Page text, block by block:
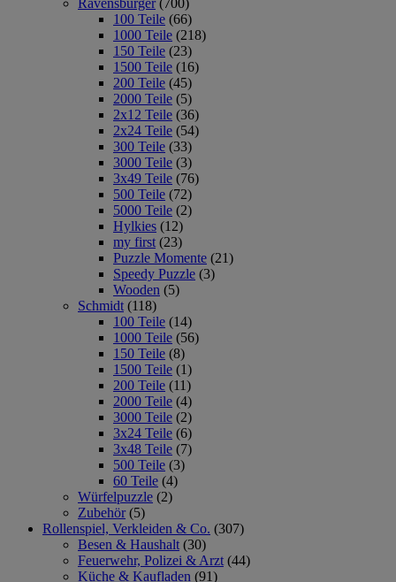
Ravensburger (700)
100 Teile (66)
1000 Teile (218)
150 Teile (23)
1500 Teile (16)
200 Teile (45)
2000 Teile (5)
2x12 Teile (36)
2x24 Teile (54)
300 Teile (33)
3000 Teile (3)
3x49 Teile (76)
500 Teile (72)
5000 Teile (2)
Hylkies (12)
my first (23)
Puzzle Momente (21)
Speedy Puzzle (3)
Wooden (5)
Schmidt (118)
100 Teile (14)
1000 Teile (56)
150 Teile (8)
1500 Teile (1)
200 Teile (11)
2000 Teile (4)
3000 Teile (2)
3x24 Teile (6)
3x48 Teile (7)
500 Teile (3)
60 Teile (4)
Würfelpuzzle (2)
Zubehör (5)
Rollenspiel, Verkleiden & Co. (307)
Besen & Haushalt (30)
Feuerwehr, Polizei & Arzt (44)
Küche & Kaufladen (91)